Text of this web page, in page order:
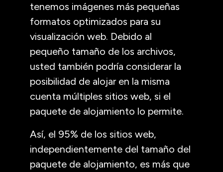
tenemos imágenes más pequeñas
formatos optimizados para su
visualización web. Debido al
pequeño tamaño de los archivos,
usted también podría considerar la
posibilidad de alojar en la misma
cuenta múltiples sitios web, si el
paquete de alojamiento lo permite.
Así, el 95% de los sitios web,
independientemente del tamaño del
paquete de alojamiento, es más que